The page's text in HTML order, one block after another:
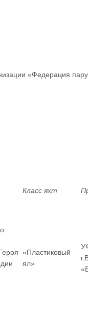
«Федерация
Класс яхт
«Пластиковый
ял»